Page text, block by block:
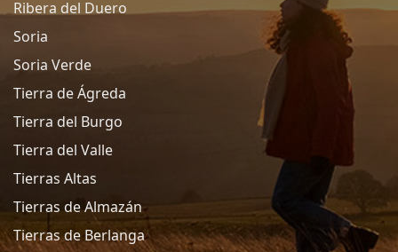
Ribera del Duero
Soria
Soria Verde
Tierra de Ágreda
Tierra del Burgo
Tierra del Valle
Tierras Altas
Tierras de Almazán
Tierras de Berlanga